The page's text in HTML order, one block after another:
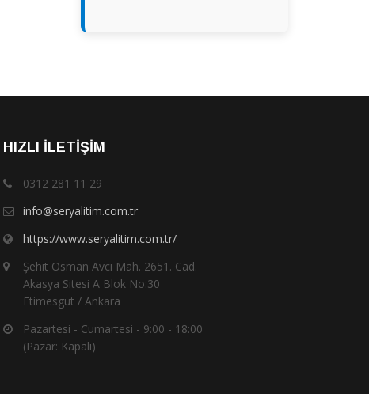
HIZLI İLETIŞIM
0312 281 11 29
info@seryalitim.com.tr
https://www.seryalitim.com.tr/
Şehit Osman Avcı Mah. 2651. Cad.
Akasya Sitesi A Blok No:30
Etimesgut / Ankara
Pazartesi - Cumartesi - 9:00 - 18:00
(Pazar: Kapalı)